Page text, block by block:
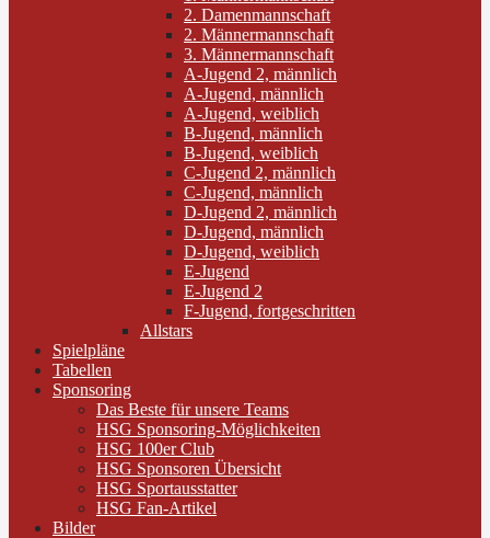
2. Damenmannschaft
2. Männermannschaft
3. Männermannschaft
A-Jugend 2, männlich
A-Jugend, männlich
A-Jugend, weiblich
B-Jugend, männlich
B-Jugend, weiblich
C-Jugend 2, männlich
C-Jugend, männlich
D-Jugend 2, männlich
D-Jugend, männlich
D-Jugend, weiblich
E-Jugend
E-Jugend 2
F-Jugend, fortgeschritten
Allstars
Spielpläne
Tabellen
Sponsoring
Das Beste für unsere Teams
HSG Sponsoring-Möglichkeiten
HSG 100er Club
HSG Sponsoren Übersicht
HSG Sportausstatter
HSG Fan-Artikel
Bilder